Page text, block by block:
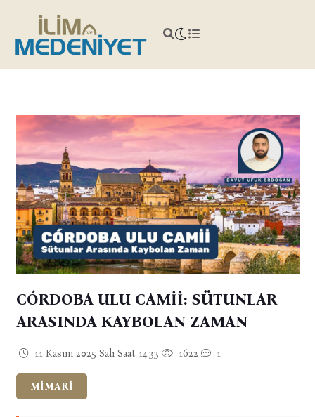
CÓRDOBA ULU CAMİİ: SÜTUNLAR
ARASINDA KAYBOLAN ZAMAN
11 Kasım 2025 Salı Saat 14:33 1622 1
MİMARİ